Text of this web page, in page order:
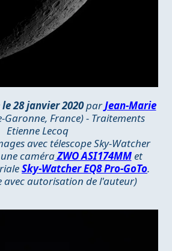
28 janvier 2020parJean-Marie
Garonne, France) - Traitements
Etienne Lecoq
avec télescope Sky-Watcher
caméraZWO ASI174MMet
Sky-Watcher EQ8 Pro-GoTo.
avec autorisation de l'auteur)